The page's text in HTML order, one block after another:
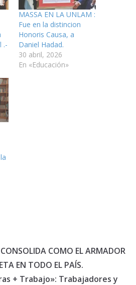
.-
MASSA EN LA UNLAM :
Fue en la distincion
Honoris Causa, a
Daniel Hadad.
30 abril, 2026
En «Educación»
CONSOLIDA COMO EL ARMADOR
EN TODO EL PAÍS.
+ Trabajo»: Trabajadores y